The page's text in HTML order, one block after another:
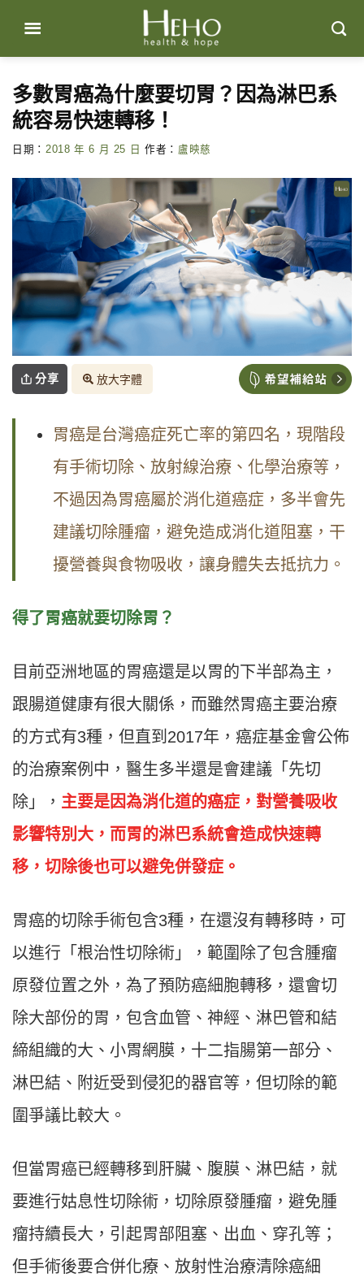
content
多數胃癌為什麼要切胃？因為淋巴系
統容易快速轉移！
日期： 2018 年 6 月 25 日 作者： 盧映慈
分享 放大字體
胃癌是台灣癌症死亡率的第四名，現階段
有手術切除、放射線治療、化學治療等，
不過因為胃癌屬於消化道癌症，多半會先
建議切除腫瘤，避免造成消化道阻塞，干
擾營養與食物吸收，讓身體失去抵抗力。
得了胃癌就要切除胃？
目前亞洲地區的胃癌還是以胃的下半部為主，
跟腸道健康有很大關係，而雖然胃癌主要治療
的方式有3種，但直到2017年，癌症基金會公佈
的治療案例中，醫生多半還是會建議「先切
除」， 主要是因為消化道的癌症，對營養吸收
影響特別大，而胃的淋巴系統會造成快速轉
移，切除後也可以避免併發症。
胃癌的切除手術包含3種，在還沒有轉移時，可
以進行「根治性切除術」，範圍除了包含腫瘤
原發位置之外，為了預防癌細胞轉移，還會切
除大部份的胃，包含血管、神經、淋巴管和結
締組織的大、小胃網膜，十二指腸第一部分、
淋巴結、附近受到侵犯的器官等，但切除的範
圍爭議比較大。
但當胃癌已經轉移到肝臟、腹膜、淋巴結，就
要進行姑息性切除術，切除原發腫瘤，避免腫
瘤持續長大，引起胃部阻塞、出血、穿孔等；
但手術後要合併化療、放射性治療清除癌細